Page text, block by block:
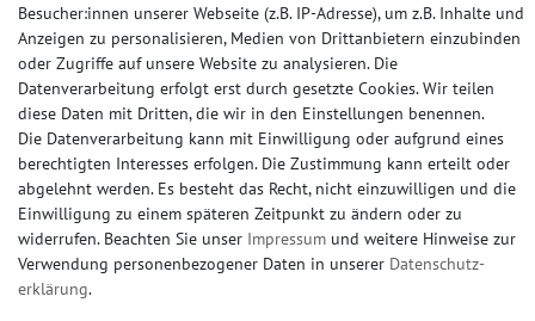
© Copyright 2026 | e-Delux GmbH
Besucher:innen unserer Webseite (z.B. IP-Adresse), um z.B. Inhalte und
Anzeigen zu personalisieren, Medien von Drittanbietern einzubinden
oder Zugriffe auf unsere Website zu analysieren. Die
Datenverarbeitung erfolgt erst durch gesetzte Cookies. Wir teilen
diese Daten mit Dritten, die wir in den Einstellungen benennen.
Die Datenverarbeitung kann mit Einwilligung oder aufgrund eines
berechtigten Interesses erfolgen. Die Zustimmung kann erteilt oder
abgelehnt werden. Es besteht das Recht, nicht einzuwilligen und die
Einwilligung zu einem späteren Zeitpunkt zu ändern oder zu
widerrufen. Beachten Sie unser Impressum und weitere Hinweise zur
Verwendung personenbezogener Daten in unserer Daten­schutz­
erklärung.